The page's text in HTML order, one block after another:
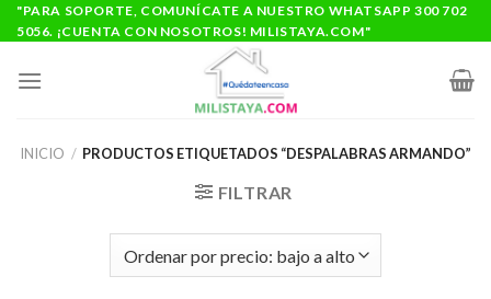
Saltar
al
"PARA SOPORTE, COMUNÍCATE A NUESTRO WHATSAPP 300 702
5056. ¡CUENTA CON NOSOTROS! MILISTAYA.COM"
INICIO / PRODUCTOS ETIQUETADOS “DESPALABRAS ARMANDO”
FILTRAR